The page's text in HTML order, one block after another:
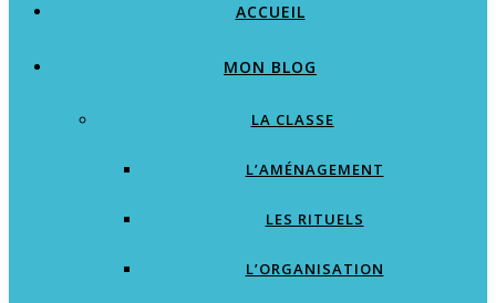
ACCUEIL
MON BLOG
LA CLASSE
L’AMÉNAGEMENT
LES RITUELS
L’ORGANISATION